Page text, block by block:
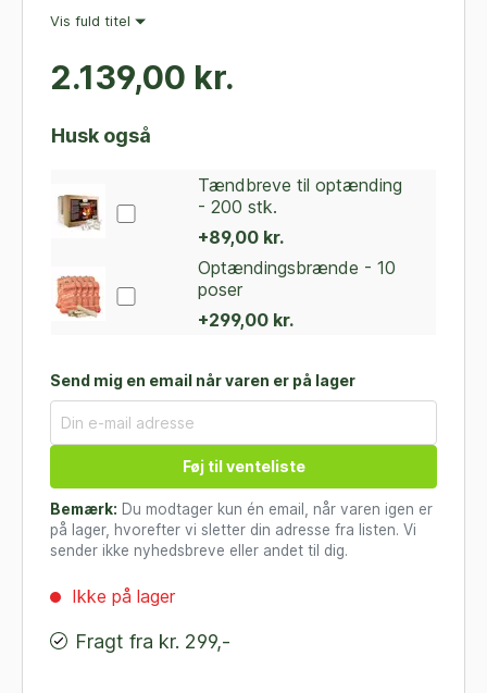
Vis fuld titel
2.139,00 kr.
Husk også
Tændbreve til optænding
- 200 stk.
+89,00 kr.
Optændingsbrænde - 10
poser
+299,00 kr.
Send mig en email når varen er på lager
Føj til venteliste
Bemærk: Du modtager kun én email, når varen igen er
på lager, hvorefter vi sletter din adresse fra listen. Vi
sender ikke nyhedsbreve eller andet til dig.
Ikke på lager
Fragt fra kr. 299,-